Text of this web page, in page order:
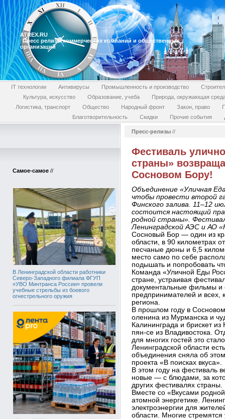
ATREX.RU
Пресс релизы коммерческих компаний и общественных
организаций
IT технологии Антивирусы Промышленность и производство
Культура, искусство
Образование, учеба
Природа, окружающая
Логистика, транспорт
Общество Народный фронт Закон, право
Благотворительность
Скидки Прочие события
Самое-самое //
В Ленинградской области работники
Северо-Западного филиала ФГУП
«УВО Минтранса России» провели
учебные стрельбы из боевого
огнестрельного оружия
Пресс-релизы //
Фестиваль
страны»
Сосновом Бору!
Объединение «Уличная
чтобы провести второй
Финского залива. 11–12
состоится настоящий
родной страны».
Ленинградской АЭС и АО
Сосновый Бор — один из
области, в 90 километрах
песчаные дюны и 6,5
место само по себе
подышать и попробовать
Команда «Уличной Еды
стране, устраивая
документальные фильмы и
предпринимателей и всех,
региона.
В прошлом году в
оленина из Мурманска и
Калининграда и брискет из
пян-се из Владивостока.
для многих гостей это
Ленинградской области
объединения сняла об
проекта «В поисках вкуса».
В этом году на фестиваль
новые — с блюдами, за
других фестивалях страны.
Вместе со «Вкусами
атомной энергетике.
электроэнергии для
области. Многие